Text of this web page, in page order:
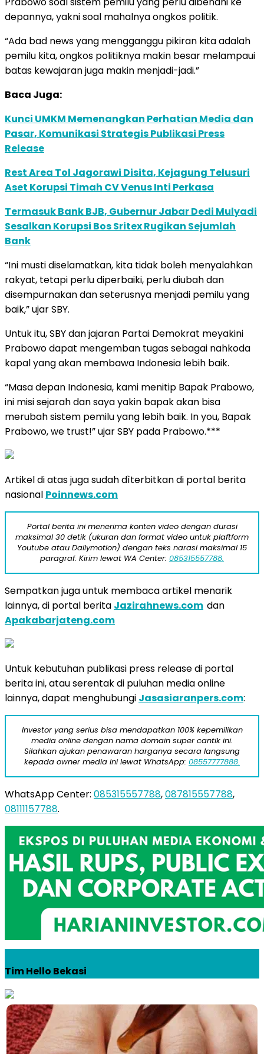
depannya, yakni soal mahalnya ongkos politik.
“Ada bad news yang mengganggu pikiran kita adalah
pemilu kita, ongkos politiknya makin besar melampaui
batas kewajaran juga makin menjadi-jadi.”
Baca Juga:
Kunci UMKM Memenangkan Perhatian Media dan
Pasar, Komunikasi Strategis Publikasi Press
Release
Rest Area Tol Jagorawi Disita, Kejagung Telusuri
Aset Korupsi Timah CV Venus Inti Perkasa
Termasuk Bank BJB, Gubernur Jabar Dedi Mulyadi
Sesalkan Korupsi Bos Sritex Rugikan Sejumlah
Bank
“Ini musti diselamatkan, kita tidak boleh menyalahkan
rakyat, tetapi perlu diperbaiki, perlu diubah dan
disempurnakan dan seterusnya menjadi pemilu yang
baik,” ujar SBY.
Untuk itu, SBY dan jajaran Partai Demokrat meyakini
Prabowo dapat mengemban tugas sebagai nahkoda
kapal yang akan membawa Indonesia lebih baik.
“Masa depan Indonesia, kami menitip Bapak Prabowo,
ini misi sejarah dan saya yakin bapak akan bisa
merubah sistem pemilu yang lebih baik. In you, Bapak
Prabowo, we trust!” ujar SBY pada Prabowo.***
Artikel di atas juga sudah dìterbitkan di portal berita
nasional Poinnews.com
Portal berita ini menerima konten video dengan durasi
maksimal 30 detik (ukuran dan format video untuk plaftform
Youtube atau Dailymotion) dengan teks narasi maksimal 15
paragraf. Kirim lewat WA Center: 085315557788.
Sempatkan juga untuk membaca artikel menarik
lainnya, di portal berita Jazirahnews.com dan
Apakabarjateng.com
Untuk kebutuhan publikasi press release di portal
berita ini, atau serentak di puluhan media online
lainnya, dapat menghubungi Jasasiaranpers.com:
Investor yang serius bisa mendapatkan 100% kepemilikan
media online dengan nama domain super cantik ini.
Silahkan ajukan penawaran harganya secara langsung
kepada owner media ini lewat WhatsApp: 08557777888.
WhatsApp Center: 085315557788,087815557788,
08111157788.
Tim Hello Bekasi